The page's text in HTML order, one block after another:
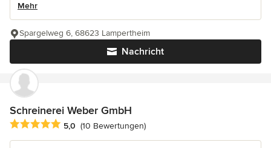
Mehr
Nachricht
Spargelweg 6, 68623 Lampertheim
Schreinerei Weber GmbH
Durchschnittliche Bewertung: 5 von 5 Sternen
5,0 (10 Bewertungen)